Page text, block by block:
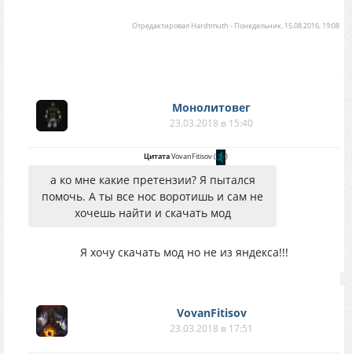
Отредактировал Hardtmuth - Понедельник, 15.08.2016, 19:08
Монолитовег
23.03.2018 в 15:40
ЦитатаVovanFitisov( )
а ко мне какие претензии? Я пытался
помочь. А ты все нос воротишь и сам не
хочешь найти и скачать мод
Я хочу скачать мод но не из яндекса!!!
VovanFitisov
23.03.2018 в 17:51